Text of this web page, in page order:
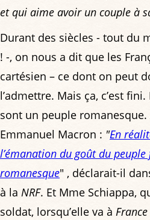
et qui aime avoir un couple à
Durant des siècles - tout du
! -, on nous a dit que les
cartésien – ce dont on peut
l’admettre. Mais ça, c’est
sont un peuple
Emmanuel Macron : "En
l’émanation du goût du
romanesque" , déclarait-il
à la NRF. Et Mme Schiappa,
soldat, lorsqu’elle va à